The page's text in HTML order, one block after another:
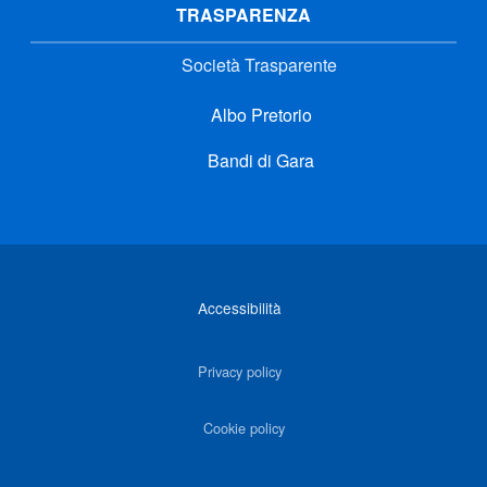
TRASPARENZA
Società Trasparente
Albo Pretorio
Bandi di Gara
Accessibilità
Privacy policy
Cookie policy